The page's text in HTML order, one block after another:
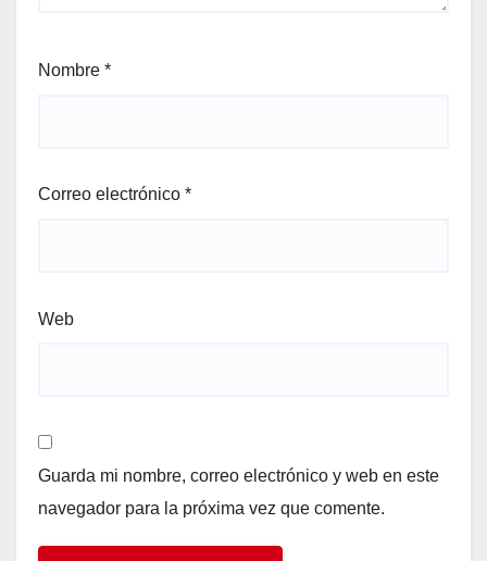
Nombre *
Correo electrónico *
Web
Guarda mi nombre, correo electrónico y web en este
navegador para la próxima vez que comente.